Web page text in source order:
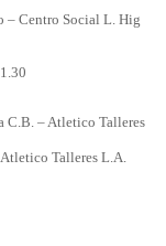
– Centro Social L. Hig
C.B. – Atletico Talleres
Talleres L.A.